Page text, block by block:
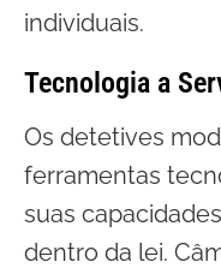
individuais.
Tecnologia a
Os detetives
ferramentas
suas
dentro da lei.